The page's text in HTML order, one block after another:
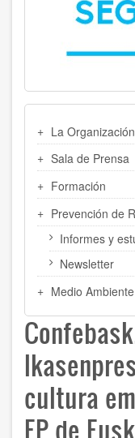
LATERAL
La Organización
Sala de Prensa
Formación
Prevención de
Informes y
Newsletter
Medio Ambiente
cultura
FP de